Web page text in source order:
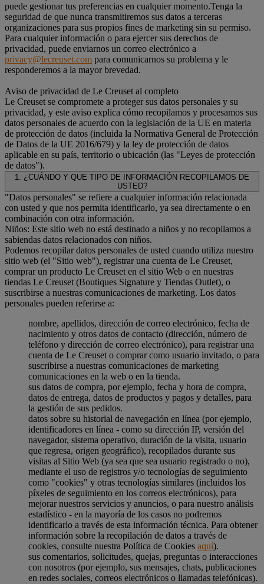
puede gestionar tus preferencias en cualquier momento.Tenga la
seguridad de que nunca transmitiremos sus datos a terceras
organizaciones para sus propios fines de marketing sin su permiso.
Para cualquier información o para ejercer sus derechos de
privacidad, puede enviarnos un correo electrónico a
privacy@lecreuset.com para comunicarnos su problema y le
responderemos a la mayor brevedad.
Aviso de privacidad de Le Creuset al completo
Le Creuset se compromete a proteger sus datos personales y su
privacidad, y este aviso explica cómo recopilamos y procesamos sus
datos personales de acuerdo con la legislación de la UE en materia
de protección de datos (incluida la Normativa General de Protección
de Datos de la UE 2016/679) y la ley de protección de datos
aplicable en su país, territorio o ubicación (las "Leyes de protección
de datos").
1. ¿CUÁNDO Y QUE TIPO DE INFORMACIÓN RECOPILAMOS DE
USTED?
"Datos personales" se refiere a cualquier información relacionada
con usted y que nos permita identificarlo, ya sea directamente o en
combinación con otra información.
Niños: Este sitio web no está destinado a niños y no recopilamos a
sabiendas datos relacionados con niños.
Podemos recopilar datos personales de usted cuando utiliza nuestro
sitio web (el "Sitio web"), registrar una cuenta de Le Creuset,
comprar un producto Le Creuset en el sitio Web o en nuestras
tiendas Le Creuset (Boutiques Signature y Tiendas Outlet), o
suscribirse a nuestras comunicaciones de marketing. Los datos
personales pueden referirse a:
nombre, apellidos, dirección de correo electrónico, fecha de
nacimiento y otros datos de contacto (dirección, número de
teléfono y dirección de correo electrónico), para registrar una
cuenta de Le Creuset o comprar como usuario invitado, o para
suscribirse a nuestras comunicaciones de marketing
comunicaciones en la web o en la tienda.
sus datos de compra, por ejemplo, fecha y hora de compra,
datos de entrega, datos de productos y pagos y detalles, para
la gestión de sus pedidos.
datos sobre su historial de navegación en línea (por ejemplo,
identificadores en línea - como su dirección IP, versión del
navegador, sistema operativo, duración de la visita, usuario
que regresa, origen geográfico), recopilados durante sus
visitas al Sitio Web (ya sea que sea usuario registrado o no),
mediante el uso de registros y/o tecnologías de seguimiento
como "cookies" y otras tecnologías similares (incluidos los
píxeles de seguimiento en los correos electrónicos), para
mejorar nuestros servicios y anuncios, o para nuestro análisis
estadístico - en la mayoría de los casos no podremos
identificarlo a través de esta información técnica. Para obtener
información sobre la recopilación de datos a través de
cookies, consulte nuestra Política de Cookies aquí).
sus comentarios, solicitudes, quejas, preguntas o interacciones
con nosotros (por ejemplo, sus mensajes, chats, publicaciones
en redes sociales, correos electrónicos o llamadas telefónicas).